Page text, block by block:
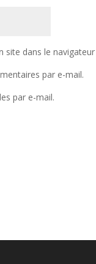
dans le
par e-mail.
par e-mail.